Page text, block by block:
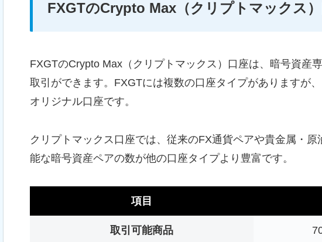
FXGTのCrypto Max（クリプトマックス
FXGTのCrypto Max（クリプトマックス）口座は、 暗号資産
取引ができます。FXGTには複数の口座タイプがありますが
オリジナル口座です。
クリプトマックス口座では、従来のFX通貨ペアや貴金属・
能な暗号資産ペアの数が他の口座タイプより豊富です。
項目
取引可能商品